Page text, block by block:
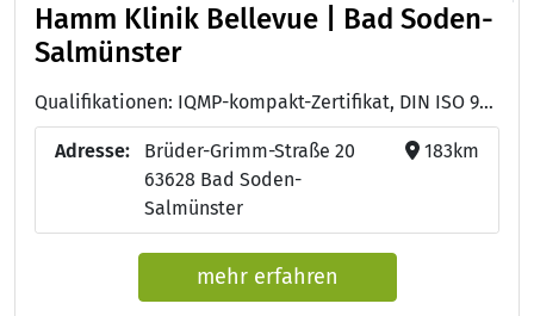
Hamm Klinik Bellevue | Bad Soden-
Salmünster
Qualifikationen: IQMP-kompakt-Zertifikat, DIN ISO 9001:2015, Managementanforderungen der BGW zum Arbeitsschutz (MAAS BGW)
Adresse:
Brüder-Grimm-Straße 20
63628 Bad Soden-
Salmünster
183km
mehr erfahren